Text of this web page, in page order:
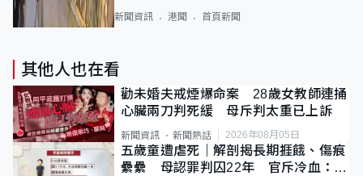
新聞資訊 港聞 首頁新聞
其他人也在看
勸未婚夫戒煙爆命案 28歲女教師連捅
心臟兩刀判死緩 母斥判太重已上訴
新聞資訊 新聞熱話 2026年08月05日
五歲童遭虐死｜解剖揭長期捱餓、傷痕
纍纍 母認罪判囚22年 官斥冷血：同